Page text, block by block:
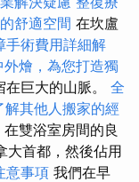
舒適空間 在坎盧
手術費用詳細解
外燴，為您打造獨
巨大的山脈。 全
其他人搬家的經
在雙浴室房間的良
大首都，然後佔用
意事項 我們在早